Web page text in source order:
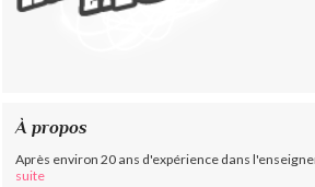
À propos
Après environ 20 ans d'expérience dans
suite